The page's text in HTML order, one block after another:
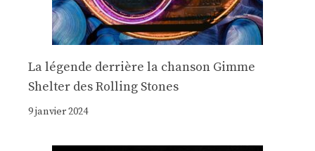
La légende derrière la chanson Gimme
Shelter des Rolling Stones
9 janvier 2024